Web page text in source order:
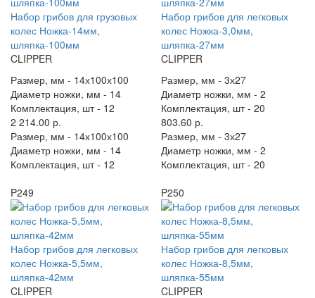
Набор грибов для грузовых
колес Ножка-14мм,
шляпка-100мм
CLIPPER
Размер, мм - 14х100х100
Диаметр ножки, мм - 14
Комплектация, шт - 12
2 214.00 р.
Размер, мм - 14х100х100
Диаметр ножки, мм - 14
Комплектация, шт - 12
Набор грибов для легковых
колес Ножка-3,0мм,
шляпка-27мм
CLIPPER
Размер, мм - 3х27
Диаметр ножки, мм - 2
Комплектация, шт - 20
803.60 р.
Размер, мм - 3х27
Диаметр ножки, мм - 2
Комплектация, шт - 20
P249
Набор грибов для легковых
колес Ножка-5,5мм,
шляпка-42мм
CLIPPER
P250
Набор грибов для легковых
колес Ножка-8,5мм,
шляпка-55мм
CLIPPER